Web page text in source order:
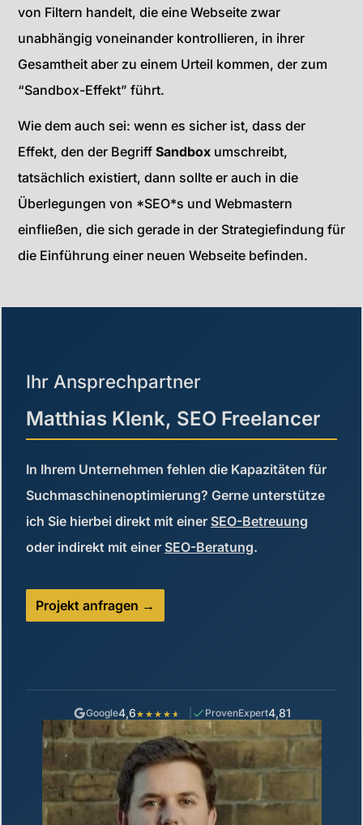
von Filtern handelt, die eine Webseite zwar
unabhängig voneinander kontrollieren, in ihrer
Gesamtheit aber zu einem Urteil kommen, der zum
“Sandbox-Effekt” führt.
Wie dem auch sei: wenn es sicher ist, dass der
Effekt, den der Begriff Sandbox umschreibt,
tatsächlich existiert, dann sollte er auch in die
Überlegungen von *SEO*s und Webmastern
einfließen, die sich gerade in der Strategiefindung für
die Einführung einer neuen Webseite befinden.
Ihr Ansprechpartner
Matthias Klenk, SEO Freelancer
In Ihrem Unternehmen fehlen die Kapazitäten für
Suchmaschinenoptimierung? Gerne unterstütze
ich Sie hierbei direkt mit einer SEO-Betreuung
oder indirekt mit einer SEO-Beratung.
Projekt anfragen
Google4,6★★★★★ ProvenExpert4,81